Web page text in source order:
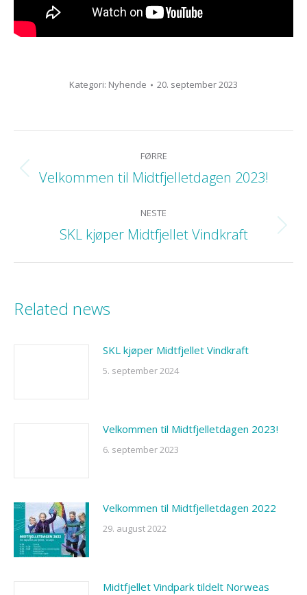
Kategori: Nyhende 20. september 2023
NAVIGATION
FØRRE
Previous
Velkommen til Midtfjelletdagen 2023!
NESTE
Next
SKL kjøper Midtfjellet Vindkraft
Related news
SKL kjøper Midtfjellet Vindkraft
5. september 2024
Velkommen til Midtfjelletdagen 2023!
6. september 2023
Velkommen til Midtfjelletdagen 2022
29. august 2022
Midtfjellet Vindpark tildelt Norweas